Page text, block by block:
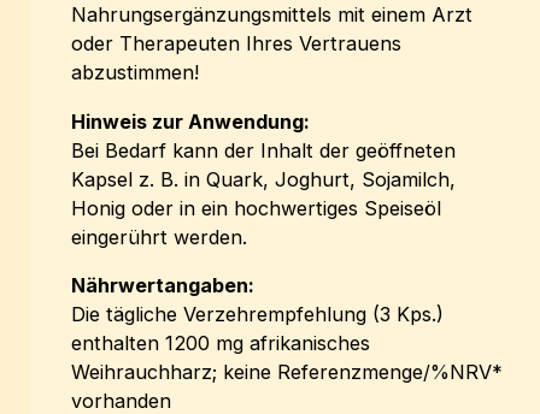
Nahrungsergänzungsmittels mit einem Arzt
oder Therapeuten Ihres Vertrauens
abzustimmen!
Hinweis zur Anwendung:
Bei Bedarf kann der Inhalt der geöffneten
Kapsel z. B. in Quark, Joghurt, Sojamilch,
Honig oder in ein hochwertiges Speiseöl
eingerührt werden.
Nährwertangaben:
Die tägliche Verzehrempfehlung (3 Kps.)
enthalten 1200 mg afrikanisches
Weihrauchharz; keine Referenzmenge/%NRV*
vorhanden